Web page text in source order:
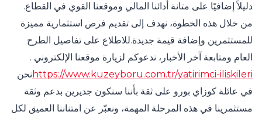
دليلاً إضافيًا على متانة أدائنا المالي وموقعنا القوي في القطاع.
من خلال هذه الخطوة، نهدف إلى تقديم فرص استثمارية مميزة
للمستثمرين وإضافة قيمة جديدة.للاطلاع على تفاصيل الطرح
العام ومتابعة آخر الأخبار، ندعوكم لزيارة موقعنا الإلكتروني .
https://www.kuzeyboru.com.tr/yatirimci-iliskileri نحن
في عائلة كوزاي بورو على ثقة بأننا سنكون جديرين بدعم وثقة
مستثمرينا في هذه المرحلة المهمة، ونعبّر عن امتناننا العميق لكل